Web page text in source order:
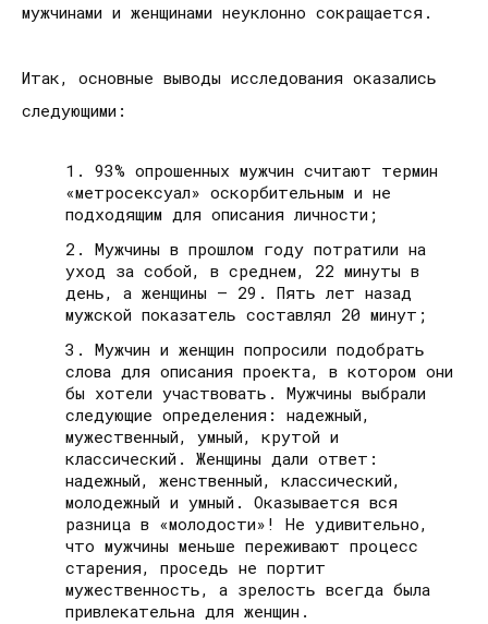
мужчинами и женщинами неуклонно сокращается.
Итак, основные выводы исследования оказались
следующими:
93% опрошенных мужчин считают термин
«метросексуал» оскорбительным и не
подходящим для описания личности;
Мужчины в прошлом году потратили на
уход за собой, в среднем, 22 минуты в
день, а женщины – 29. Пять лет назад
мужской показатель составлял 20 минут;
Мужчин и женщин попросили подобрать
слова для описания проекта, в котором они
бы хотели участвовать. Мужчины выбрали
следующие определения: надежный,
мужественный, умный, крутой и
классический. Женщины дали ответ:
надежный, женственный, классический,
молодежный и умный. Оказывается вся
разница в «молодости»! Не удивительно,
что мужчины меньше переживают процесс
старения, проседь не портит
мужественность, а зрелость всегда была
привлекательна для женщин.